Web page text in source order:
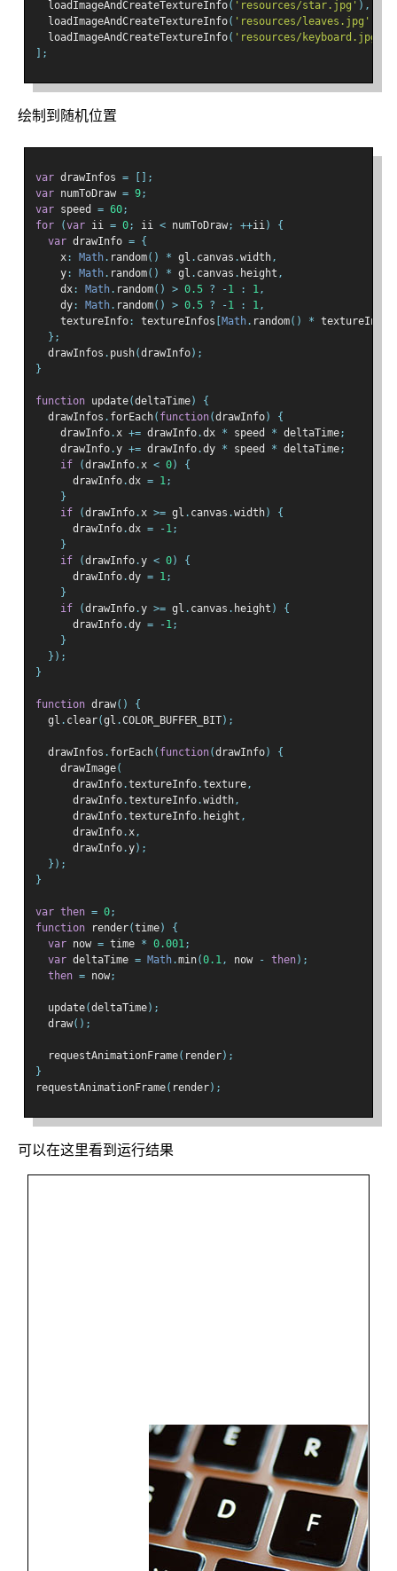
  loadImageAndCreateTextureInfo
( 'resources/star.jpg' ),
  loadImageAndCreateTextureInfo
( 'resources/leaves.jpg'
  loadImageAndCreateTextureInfo
( 'resources/keyboard.jpg'
];
绘制到随机位置
var drawInfos =
[];
var numToDraw = 9;
var speed = 60;
for
(var ii = 0; ii < numToDraw; ++ii)
{
var drawInfo = {
    x
: Math. random() * gl . canvas .width,
    y
: Math. random() * gl . canvas . height ,
    dx
: Math. random() > 0.5 ? -1 : 1,
    dy
: Math. random() > 0.5 ? -1 : 1,
    textureInfo
: textureInfos Math. random() * textureInfos
};
  drawInfos
. push(drawInfo);
}
function update(deltaTime)
{
  drawInfos
. forEach( function(drawInfo)
{
    drawInfo
.x += drawInfo.dx * speed * deltaTime;
    drawInfo
.y += drawInfo.dy * speed * deltaTime;
if
(drawInfo.x < 0)
{
      drawInfo
.dx = 1;
}
if
(drawInfo.x >= gl . canvas .width)
{
      drawInfo
.dx = -1;
}
if
(drawInfo.y < 0)
{
      drawInfo
.dy = 1;
}
if
(drawInfo.y >= gl . canvas . height )
{
      drawInfo
.dy = -1;
}
});
}
function draw()
{
  gl
. clear(gl .COLOR_BUFFER_BIT);
  drawInfos
. forEach( function(drawInfo)
{
    drawImage
(
      drawInfo
.textureInfo.texture,
      drawInfo
.textureInfo.width,
      drawInfo
.textureInfo. height ,
      drawInfo
.x,
      drawInfo
.y);
});
}
var then = 0;
function render(time)
{
var now = time * 0.001;
var deltaTime = Math.min(0.1, now - then);
then = now;
  update
(deltaTime);
  draw
();
  requestAnimationFrame
( render);
}
requestAnimationFrame( render);
可以在这里看到运行结果